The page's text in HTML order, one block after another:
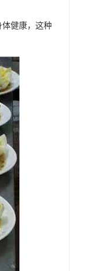
健康，这种